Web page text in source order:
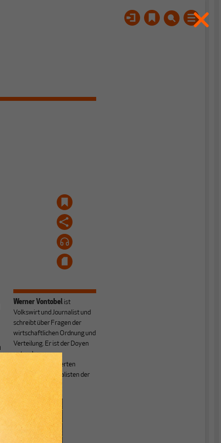
Werner Vontobel ist
Volkswirt und Journalist und
schreibt über Fragen der
wirtschaftlichen Ordnung und
Verteilung. Er ist der Doyen
unter den
nachfrageorientierten
Wirtschaftsjournalisten der
Schweiz.